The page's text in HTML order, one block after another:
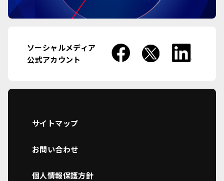
ソーシャルメディア
公式アカウント
サイトマップ
お問い合わせ
個人情報保護方針